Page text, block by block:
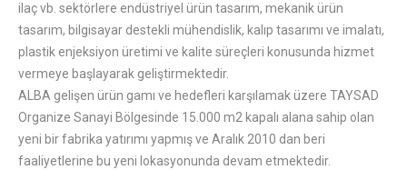
ilaç vb. sektörlere endüstriyel ürün tasarım, mekanik ürün
tasarım, bilgisayar destekli mühendislik, kalıp tasarımı ve imalatı,
plastik enjeksiyon üretimi ve kalite süreçleri konusunda hizmet
vermeye başlayarak geliştirmektedir.
ALBA gelişen ürün gamı ve hedefleri karşılamak üzere TAYSAD
Organize Sanayi Bölgesinde 15.000 m2 kapalı alana sahip olan
yeni bir fabrika yatırımı yapmış ve Aralık 2010 dan beri
faaliyetlerine bu yeni lokasyonunda devam etmektedir.